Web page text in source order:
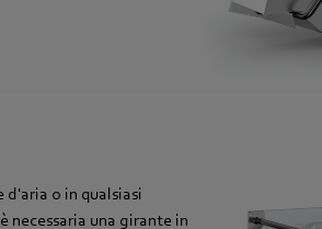
o in qualsiasi
necessaria una girante in